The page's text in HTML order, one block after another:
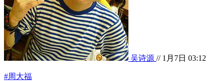
吴诗源 // 1月7日 03:12
#周大福